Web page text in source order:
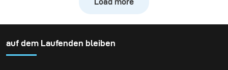
die rasante Action eines
einzufrieren und
gleichzeitig die
Load more
auf dem Laufenden bleiben